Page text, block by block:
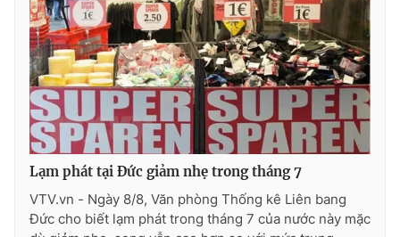
VTV Sức khoẻ Bất động sản
Thị trường 24h Tấm lòng Việt
VTV4 Vươn mình bằng AI
VTV9 VTV8
Liên hệ tòa soạn English
Lạm phát tại Đức giảm nhẹ trong tháng 7
VTV.vn - Ngày 8/8, Văn phòng Thống kê Liên bang
Đức cho biết lạm phát trong tháng 7 của nước này mặc